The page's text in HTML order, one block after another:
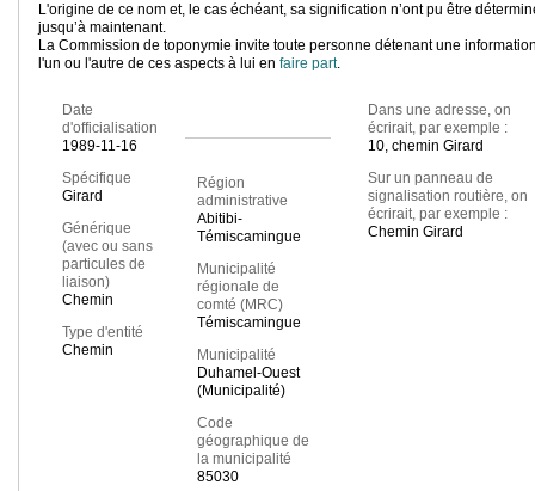
L'origine de ce nom et, le cas échéant, sa signification n’ont pu être
jusqu’à maintenant.
La Commission de toponymie invite toute personne détenant une
l'un ou l'autre de ces aspects à lui en faire part.
Date
d'officialisation
1989-11-16
Spécifique
Girard
Générique
(avec ou sans
particules de
liaison)
Chemin
Type d'entité
Chemin
Région
administrative
Abitibi-
Témiscamingue
Municipalité
régionale de
comté (MRC)
Témiscamingue
Municipalité
Duhamel-Ouest
(Municipalité)
Code
géographique de
la municipalité
85030
Dans une adresse, on
écrirait, par exemple :
10, chemin Girard
Sur un panneau de
signalisation routière, on
écrirait, par exemple :
Chemin Girard